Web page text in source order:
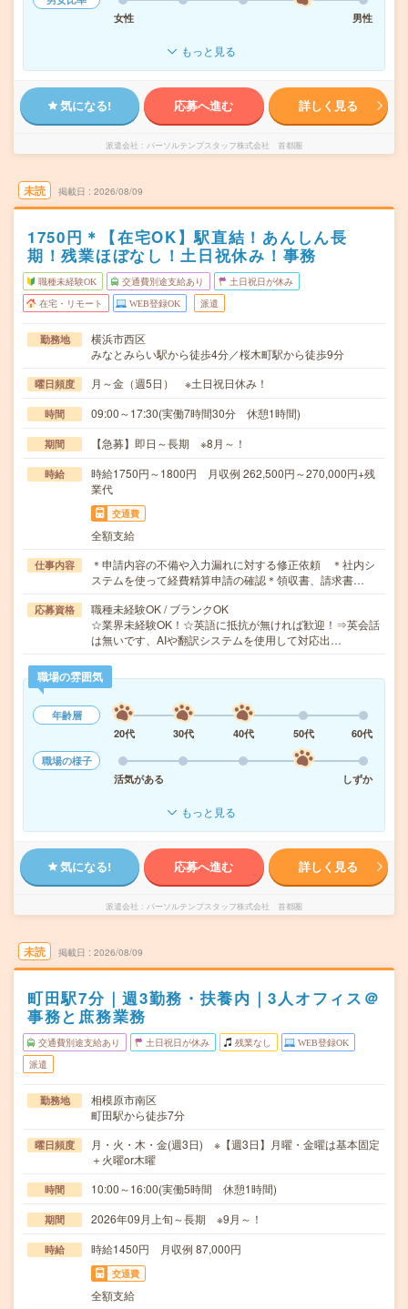
女性
男性
もっと見る
気になる! 応募へ進む 詳しく見る
派遣会社 パーソルテンプスタッフ株式会社 首都圏
未読 掲載日 2026/08/09
1750円＊【在宅OK】駅直結！あんしん長
期！残業ほぼなし！土日祝休み！事務
職種未経験OK 交通費別途支給あり 土日祝日が休み
在宅・リモート WEB登録OK 派遣
勤務地
横浜市西区
みなとみらい駅から徒歩4分／桜木町駅から徒歩9分
曜日頻度 月～金（週5日） ※土日祝日休み！
時間 09:00～17:30(実働7時間30分 休憩1時間)
期間 【急募】即日～長期 ※8月～！
時給
時給1750円～1800円 月収例 262,500円～270,000円+残
業代
交通費
全額支給
仕事内容
＊申請内容の不備や入力漏れに対する修正依頼 ＊社内シ
ステムを使って経費精算申請の確認＊領収書、請求書…
応募資格
職種未経験OK / ブランクOK
☆業界未経験OK！☆英語に抵抗が無ければ歓迎！⇒英会話
は無いです、AIや翻訳システムを使用して対応出…
職場の雰囲気
年齢層
20代
30代 40代 50代
60代
職場の様子
活気がある
しずか
もっと見る
気になる! 応募へ進む 詳しく見る
派遣会社 パーソルテンプスタッフ株式会社 首都圏
未読 掲載日 2026/08/09
町田駅7分｜週3勤務・扶養内｜3人オフィス＠
事務と庶務業務
交通費別途支給あり 土日祝日が休み 残業なし WEB登録OK
派遣
勤務地
相模原市南区
町田駅から徒歩7分
曜日頻度
月・火・木・金(週3日) ※【週3日】月曜・金曜は基本固定
＋火曜or木曜
時間 10:00～16:00(実働5時間 休憩1時間)
期間 2026年09月上旬～長期 ※9月～！
時給 時給1450円 月収例 87,000円
交通費
全額支給